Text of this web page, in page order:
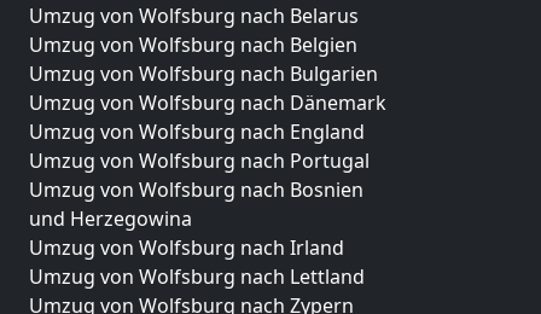
Umzug von Wolfsburg nach Belarus
Umzug von Wolfsburg nach Belgien
Umzug von Wolfsburg nach Bulgarien
Umzug von Wolfsburg nach Dänemark
Umzug von Wolfsburg nach England
Umzug von Wolfsburg nach Portugal
Umzug von Wolfsburg nach Bosnien
und Herzegowina
Umzug von Wolfsburg nach Irland
Umzug von Wolfsburg nach Lettland
Umzug von Wolfsburg nach Zypern